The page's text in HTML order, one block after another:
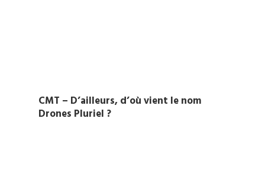
CMT – D’ailleurs, d’où vient le nom
Drones Pluriel ?